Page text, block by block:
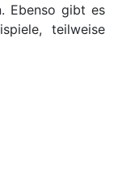
Ebenso gibt es
teilweise